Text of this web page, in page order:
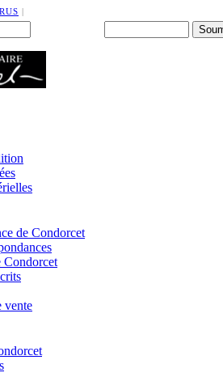
RUS |
de Condorcet
Condorcet
vente